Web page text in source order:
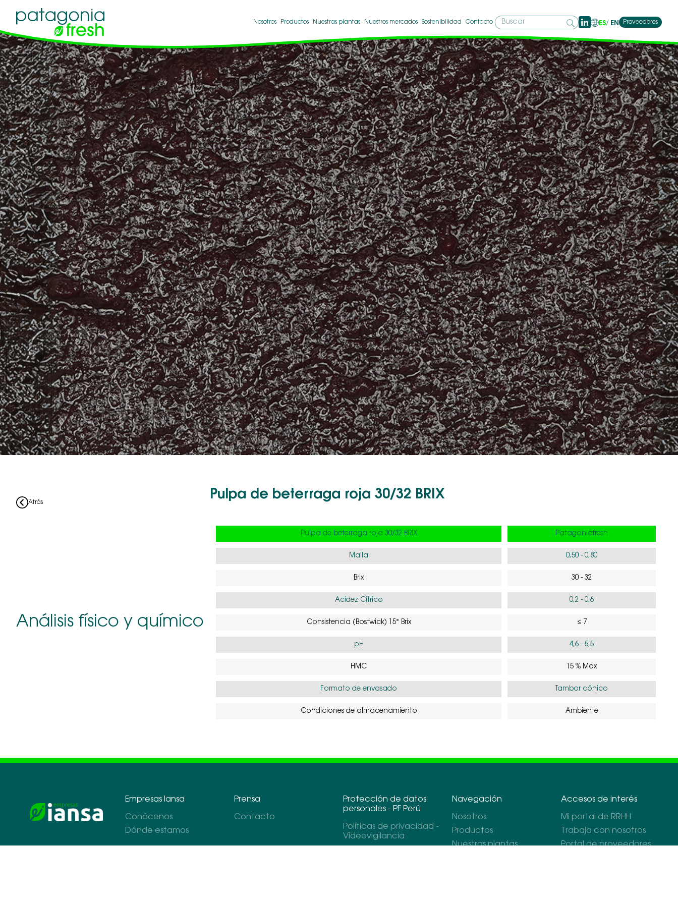
Nosotros Productos Nuestras plantas Nuestros mercados Sostenibilidad Contacto ES EN Proveedores
Atrás
Pulpa de beterraga roja 30/32 BRIX
Análisis físico y químico
Pulpa de beterraga roja 30/32 BRIX Patagoniafresh
Malla 0,50 - 0,80
Brix 30 - 32
Acidez Cítrico 0,2 - 0,6
Consistencia (Bostwick) 15° Brix ≤ 7
pH 4,6 - 5,5
HMC 15 % Max
Formato de envasado Tambor cónico
Condiciones de almacenamiento Ambiente
Empresas Iansa
Conócenos
Dónde estamos
Prensa
Contacto
Protección de datos
personales - PF Perú
Políticas de privacidad -
Videovigilancia
Navegación
Nosotros
Productos
Nuestras plantas
Accesos de interés
Mi portal de RRHH
Trabaja con nosotros
Portal de proveedores